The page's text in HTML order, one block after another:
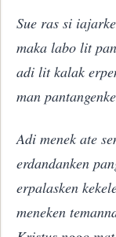
Sue ras si
maka labo lit
adi lit kalak
man
Adi menek ate
erdandanken
erpalasken
meneken